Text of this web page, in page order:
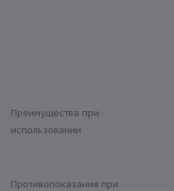
Преимущества при
использовании
Противопоказания при